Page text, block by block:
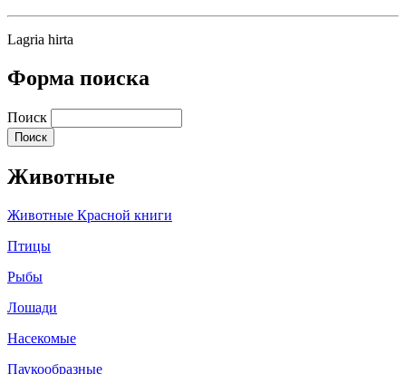
Lagria hirta
Форма поиска
Поиск
Животные
Животные Красной книги
Птицы
Рыбы
Лошади
Насекомые
Паукообразные